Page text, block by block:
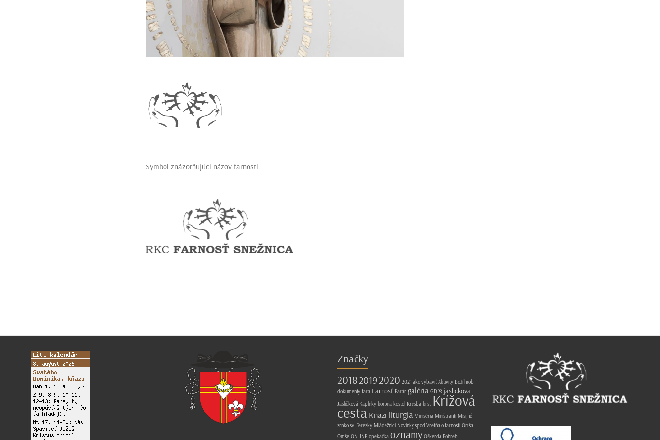
Symbol znázorňujúci názov farnosti.
Značky
2018 2019 2020 2021 ako vybaviť Aktivity Boží hrob
dokumenty fara Farnosť Farár galéria GDPR jaslickova
Jasličková Kaplnky korona kostol Kresba krst Krížová
cesta Kňazi liturgia Miniséria Miništranti Misijné
zrnko sv. Terezky Mládežnici Novinky spod Vretňa o farnosti Omša
Omše ONLINE opekačka oznamy Oškerda Pohreb